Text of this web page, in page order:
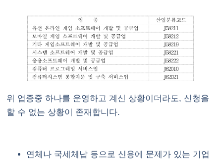
위 업종중 하나를 운영하고 계신 상황이더라도, 신청을
할 수 없는 상황이 존재합니다.
연체나 국세체납 등으로 신용에 문제가 있는 기업